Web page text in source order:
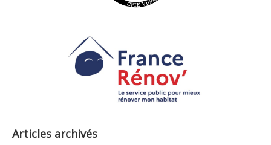
Articles archivés